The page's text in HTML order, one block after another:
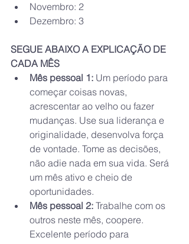
Novembro: 2
Dezembro: 3
SEGUE ABAIXO A EXPLICAÇÃO DE
CADA MÊS
Mês pessoal 1: Um período para
começar coisas novas,
acrescentar ao velho ou fazer
mudanças. Use sua liderança e
originalidade, desenvolva força
de vontade. Tome as decisões,
não adie nada em sua vida. Será
um mês ativo e cheio de
oportunidades.
Mês pessoal 2: Trabalhe com os
outros neste mês, coopere.
Excelente período para